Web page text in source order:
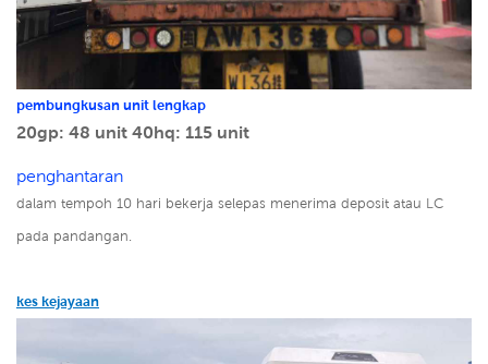
pembungkusan unit lengkap
20gp: 48 unit 40hq: 115 unit
penghantaran
dalam tempoh 10 hari bekerja selepas menerima deposit atau LC
pada pandangan.
kes kejayaan